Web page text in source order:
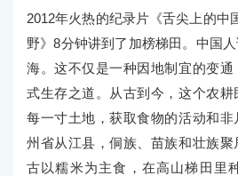
2012年火热的纪录片《舌尖上的中
野》8分钟讲到了加榜梯田。中国
海。这不仅是一种因地制宜的变
式生存之道。从古到今，这个农
每一寸土地，获取食物的活动和
州省从江县，侗族、苗族和壮族聚
古以糯米为主食，在高山梯田里